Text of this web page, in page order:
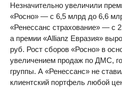
Незначительно увеличили
«Росно» — с 6,5 млрд до 6,6
«Ренессанс страхование» — с
а премии «Allianz Евразия»
руб. Рост сборов «Росно» в
увеличением продаж по ДМС,
группы. А «Ренессанс» не
клиентский портфель любой